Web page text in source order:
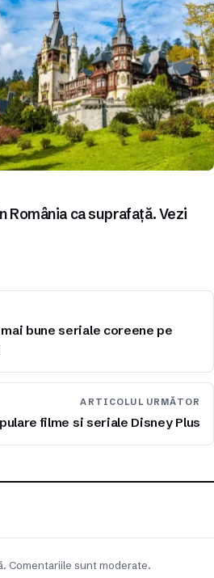
România ca suprafață. Vezi
bune seriale coreene pe
ARTICOLUL URMĂTOR
filme si seriale Disney Plus
Comentariile sunt moderate.